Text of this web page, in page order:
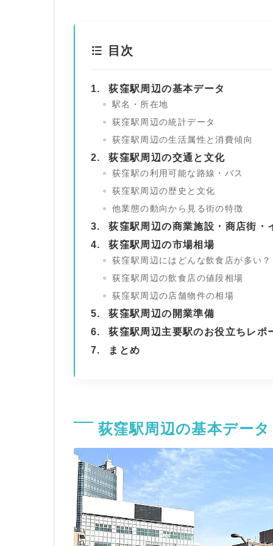
目次
荻窪駅周辺の基本データ
駅名・所在地
荻窪駅周辺の統計データ
荻窪駅周辺の生活属性と消費傾向
荻窪駅周辺の交通と文化
荻窪駅の利用可能な路線・バス
荻窪駅周辺の歴史と文化
他業態の動向から見る街の特徴
荻窪駅周辺の商業施設・商店街・
荻窪駅周辺の市場相場
荻窪駅周辺にはどんな飲食店が多い？
荻窪駅周辺の飲食店の値段相場
荻窪駅周辺の店舗物件の相場
荻窪駅周辺の開業準備
荻窪駅周辺主要駅のお役立ちレポ
まとめ
荻窪駅周辺の基本データ